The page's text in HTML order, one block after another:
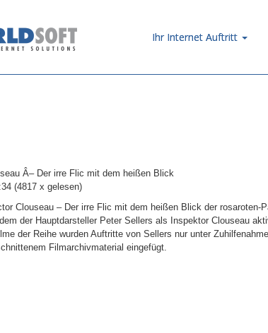
Ihr Internet Auftritt
Â– Der irre Flic mit dem heißen Blick
(4817 x gelesen)
Clouseau – Der irre Flic mit dem heißen Blick der rosaroten-
der Hauptdarsteller Peter Sellers als Inspektor Clouseau
der Reihe wurden Auftritte von Sellers nur unter
Filmarchivmaterial eingefügt.